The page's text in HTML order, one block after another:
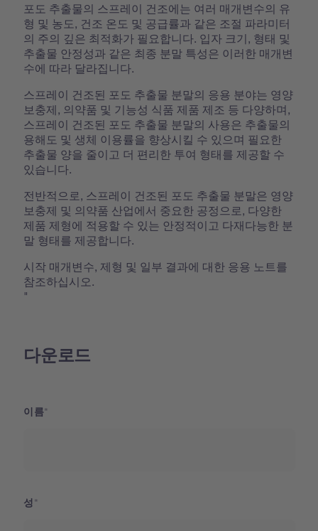
포도 추출물의 스프레이 건조에는 여러 매개변수의 유
형 및 농도, 건조 온도 및 공급률과 같은 조절 파라미터
의 주의 깊은 최적화가 필요합니다. 입자 크기, 형태 및
추출물 안정성과 같은 최종 분말 특성은 이러한 매개변
수에 따라 달라집니다.
스프레이 건조된 포도 추출물 분말의 응용 분야는 영양
보충제, 의약품 및 기능성 식품 제품 제조 등 다양하며,
스프레이 건조된 포도 추출물 분말의 사용은 추출물의
용해도 및 생체 이용률을 향상시킬 수 있으며 필요한
추출물 양을 줄이고 더 편리한 투여 형태를 제공할 수
있습니다.
전반적으로, 스프레이 건조된 포도 추출물 분말은 영양
보충제 및 의약품 산업에서 중요한 공정으로, 다양한
제품 제형에 적용할 수 있는 안정적이고 다재다능한 분
말 형태를 제공합니다.
시작 매개변수, 제형 및 일부 결과에 대한 응용 노트를
참조하십시오.
"
다운로드
이름
성